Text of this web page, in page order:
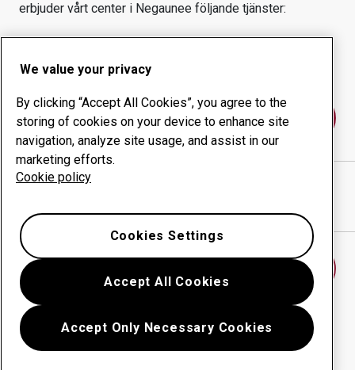
erbjuder vårt center i Negaunee följande tjänster:
Slitprodukter
Konsulttjänster
Ökad driftsäkerhet
Kontakta oss
RMS Negaunee
Tillbaka
We value your privacy
By clicking “Accept All Cookies”, you agree to the
storing of cookies on your device to enhance site
navigation, analyze site usage, and assist in our
marketing efforts.
Cookie policy
Accept All Cookies
Accept Only Necessary Cookies
Cookies Settings